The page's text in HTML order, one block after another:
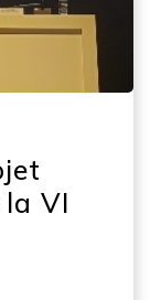
la VI